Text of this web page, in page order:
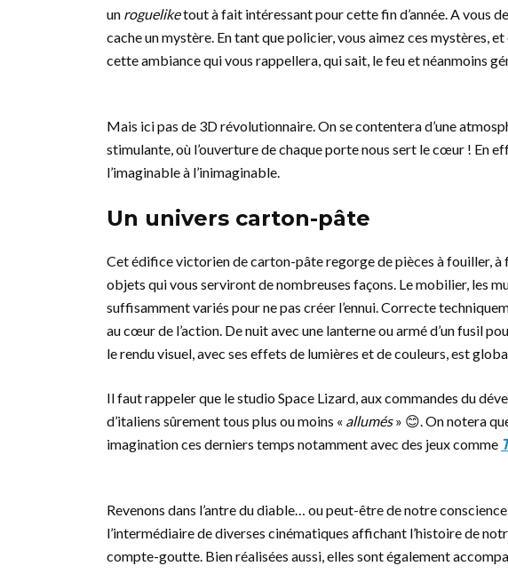
un rogueliketout à fait intéressant pour cette fin d’année.A vous
cache un mystère. En tant que policier, vous aimez ces mystères,
cette ambiance qui vous rappellera, qui sait, le feu et néanmoins
Mais ici pas de 3D révolutionnaire. On se contentera d’une
stimulante, où l’ouverture de chaque porte nous sert le cœur ! En
l’imaginable à l’inimaginable.
Un univers carton-pâte
Cet édifice victorien de carton-pâte regorge de pièces à fouiller,
objets qui vous serviront de nombreuses façons. Le mobilier, les
suffisamment variés pour ne pas créer l’ennui. Correcte
au cœur de l’action. De nuit avec une lanterne ou armé d’un fusil
le rendu visuel, avec ses effets de lumières et de couleurs, est
Il faut rappeler que le studio Space Lizard, aux commandes du
d’italiens sûrement tous plus ou moins « allumés» 😊. On notera
imagination ces derniers temps notamment avec des jeux comme
Revenons dans l’antre du diable… ou peut-être de notre
l’intermédiaire de diverses cinématiques affichant l’histoire de
compte-goutte. Bien réalisées aussi, elles sont également